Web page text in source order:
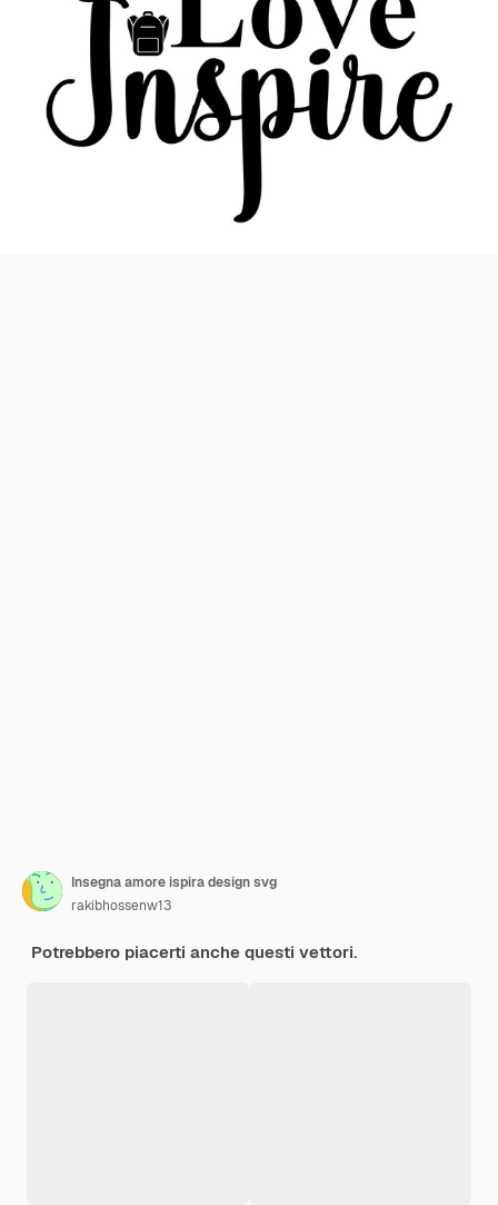
Insegna amore ispira design svg
rakibhossenw13
Potrebbero piacerti anche questi vettori.